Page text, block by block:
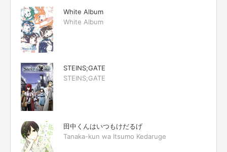
White Album
White Album
STEINS;GATE
STEINS;GATE
田中くんはいつもけだるげ
Tanaka-kun wa Itsumo Kedaruge